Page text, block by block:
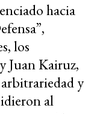
hacia
los
Juan Kairuz,
y
al